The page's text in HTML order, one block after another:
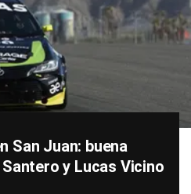
San Juan: buena
y Lucas Vicino